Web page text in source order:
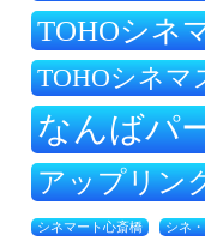
TOHOシネ
TOHOシネマ
なんばパ
アップリン
シネマート心斎橋 シネ